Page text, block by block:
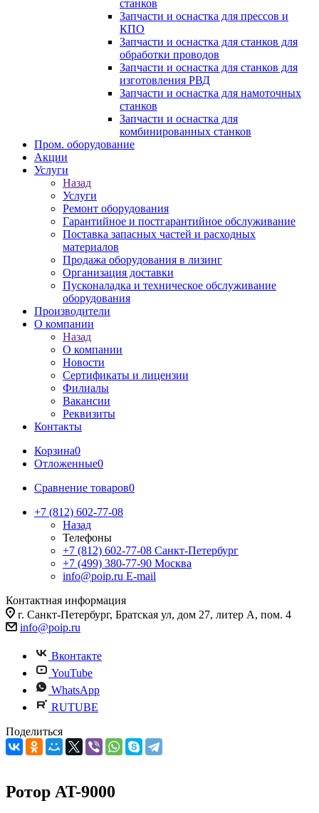
станков
Запчасти и оснастка для прессов и
КПО
Запчасти и оснастка для станков для
обработки проводов
Запчасти и оснастка для станков для
изготовления РВД
Запчасти и оснастка для намоточных
станков
Запчасти и оснастка для
комбинированных станков
Пром. оборудование
Акции
Услуги
Назад
Услуги
Ремонт оборудования
Гарантийное и постгарантийное обслуживание
Поставка запасных частей и расходных
материалов
Продажа оборудования в лизинг
Организация доставки
Пусконаладка и техническое обслуживание
оборудования
Производители
О компании
Назад
О компании
Новости
Сертификаты и лицензии
Филиалы
Вакансии
Реквизиты
Контакты
Корзина0
Отложенные0
Сравнение товаров0
+7 (812) 602-77-08
Назад
Телефоны
+7 (812) 602-77-08 Санкт-Петербург
+7 (499) 380-77-90 Москва
info@poip.ru E-mail
Контактная информация
г. Санкт-Петербург, Братская ул, дом 27, литер А, пом. 4
info@poip.ru
Вконтакте
YouTube
WhatsApp
RUTUBE
Поделиться
Ротор AT-9000